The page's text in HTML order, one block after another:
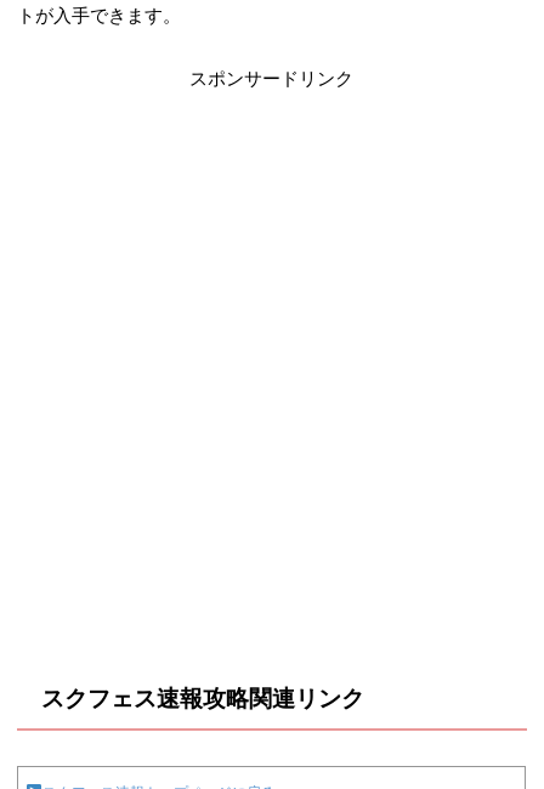
トが入手できます。
スポンサードリンク
スクフェス速報攻略関連リンク